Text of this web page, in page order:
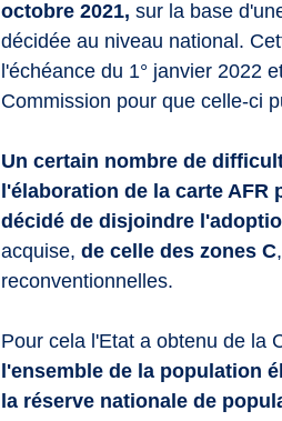
octobre 2021, sur la base
décidée au niveau national.
l'échéance du 1° janvier 2022
Commission pour que celle-ci
Un certain nombre de
l'élaboration de la carte AFR
décidé de disjoindre
acquise, de celle des zones C
reconventionnelles.
Pour cela l'Etat a obtenu de la
l'ensemble de la population
la réserve nationale de